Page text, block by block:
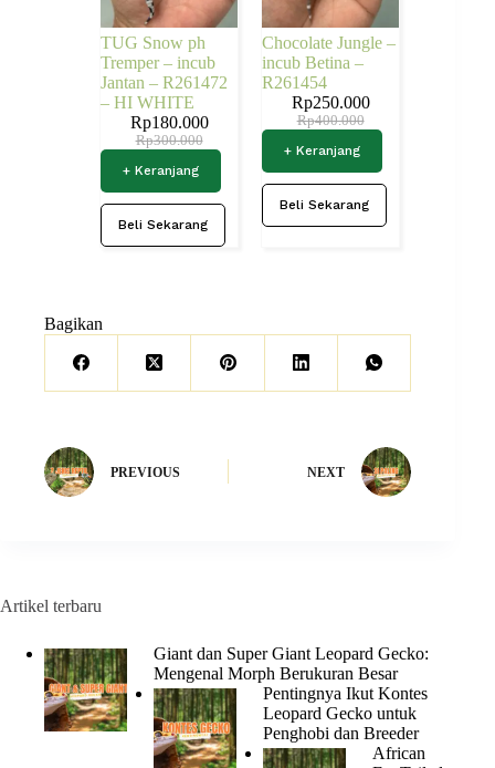
TUG Snow ph
Tremper – incub
Jantan – R261472
– HI WHITE
Rp300.000
Rp180.000
+ Keranjang
Beli Sekarang
Chocolate Jungle –
incub Betina –
R261454
Rp400.000
Rp250.000
+ Keranjang
Beli Sekarang
Bagikan
PREVIOUS NEXT
Artikel terbaru
Giant dan Super Giant Leopard Gecko:
Mengenal Morph Berukuran Besar
Pentingnya Ikut Kontes
Leopard Gecko untuk
Penghobi dan Breeder
African